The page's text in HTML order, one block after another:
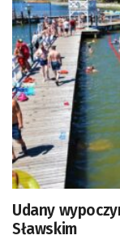
Udany
Sławskim